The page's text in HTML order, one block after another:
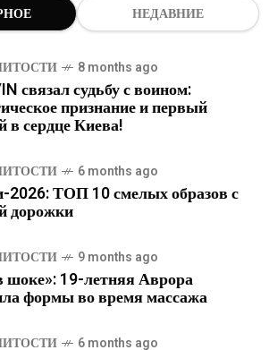
НЕДАВНИЕ
8 months ago
связал судьбу с воином:
признание и первый
в сердце Киева!
6 months ago
2026: ТОП 10 смелых образов с
дорожки
9 months ago
шоке»: 19-летняя Аврора
формы во время массажа
6 months ago